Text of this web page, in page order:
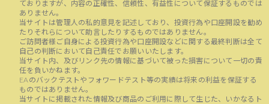
ておりますが、内容の正確性、信頼性、有益性について保証するものでは
ありません。
当サイトは管理人の私的意見を記述しており、投資行為や口座開設を勧め
たりそれらについて助言したりするものではありません。
ご訪問者様ご自身による投資行為や口座開設などに関する最終判断は全て
自己の判断において自己責任でお願いいたします。
当サイト内、及びリンク先の情報に基づいて被った損害について一切の責
任を負いかねます。
EAのバックテストやフォワードテスト等の実績は将来の利益を保証する
ものではありません。
当サイトに掲載された情報及び商品のご利用に際して生じた、いかなるト